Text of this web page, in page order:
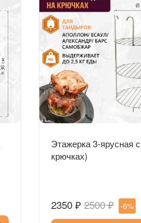
Этажерка 3-ярусная
крючках)
2350 ₽ 2500 ₽ -6%